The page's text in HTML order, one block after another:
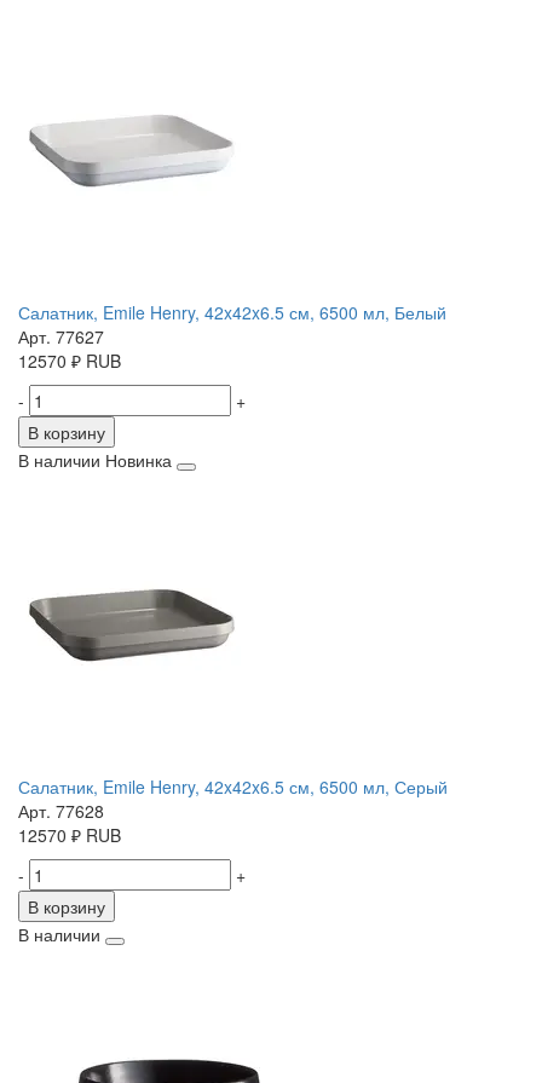
Салатник, Emile Henry, 42x42x6.5 см, 6500 мл, Белый
Арт. 77627
12570 ₽ RUB
-
+
В корзину
В наличии Новинка
Салатник, Emile Henry, 42x42x6.5 см, 6500 мл, Серый
Арт. 77628
12570 ₽ RUB
-
+
В корзину
В наличии